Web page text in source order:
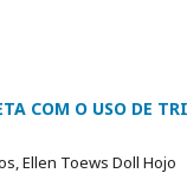
COM O USO DE
Ellen Toews Doll Hojo